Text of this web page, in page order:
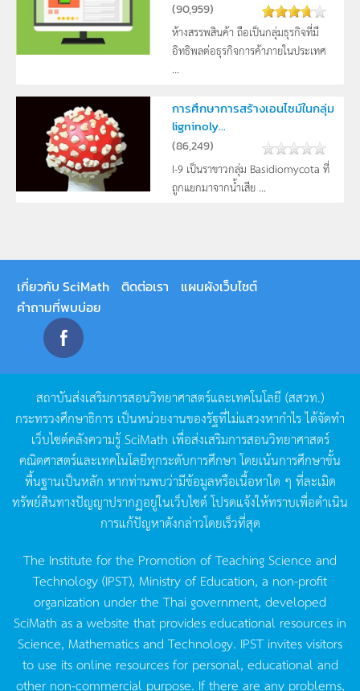
(90,959)
ห้างสรรพสินค้า ถือเป็นกลุ่มธุรกิจที่มี
อิทธิพลต่อธุรกิจการค้าภายในประเทศ
...
การศึกษาการสร้างเอนไซม์ในกลุ่ม
ligninoly...
(86,249)
I-9 เป็นราขาวกลุ่ม Basidiomycota ที่
ถูกแยกมาจากน้ำเสีย ...
เกี่ยวกับ SciMath ติดต่อเรา
แผนผังเว็บไซต์
คำถามที่พบบ่อย
สถาบันส่งเสริมการสอนวิทยาศาสตร์และเทคโนโลยี (สสวท.)
กระทรวงศึกษาธิการ เป็นหน่วยงานของรัฐที่ไม่แสวงหากำไรได้จัดทำ
เว็บไซต์คลังความรู้SciMath เพื่อส่งเสริมการสอนวิทยาศาสตร์
คณิตศาสตร์และเทคโนโลยีทุกระดับการศึกษา โดยเน้นการศึกษาขั้น
พื้นฐานเป็นหลัก หากท่านพบว่ามีข้อมูลหรือเนื้อหาใด ๆ ที่ละเมิด
ทรัพย์สินทางปัญญาปรากฏอยู่ในเว็บไซต์โปรดแจ้งให้ทราบเพื่อดำเนิน
การแก้ปัญหาดังกล่าวโดยเร็วที่สุด
The Institute for the Promotion of Teaching Science and
Technology (IPST), Ministry of Education, a non-profit
organization under the Thai government, developed
SciMath as a website that provides educational resources in
Science, Mathematics and Technology. IPST invites visitors
to use its online resources for personal, educational and
other non-commercial purpose. If there are any problems,